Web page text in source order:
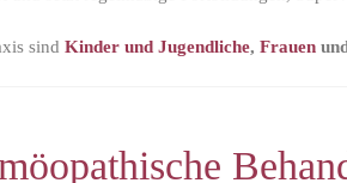
sind Kinder und Jugendliche, Frauen